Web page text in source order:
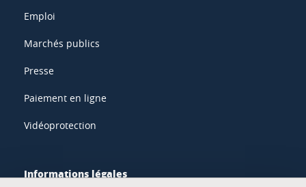
Emploi
Marchés publics
Presse
Paiement en ligne
Vidéoprotection
Informations légales